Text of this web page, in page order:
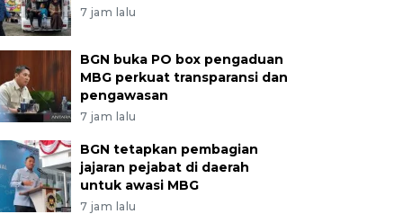
7 jam lalu
BGN buka PO box pengaduan
MBG perkuat transparansi dan
pengawasan
7 jam lalu
BGN tetapkan pembagian
jajaran pejabat di daerah
untuk awasi MBG
7 jam lalu